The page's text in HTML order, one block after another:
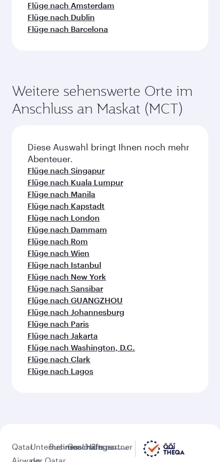
Flüge nach Amsterdam
Flüge nach Dublin
Flüge nach Barcelona
Weitere sehenswerte Orte im
Anschluss an Maskat (MCT)
Diese Auswahl bringt Ihnen noch mehr
Abenteuer.
Flüge nach Singapur
Flüge nach Kuala Lumpur
Flüge nach Manila
Flüge nach Kapstadt
Flüge nach London
Flüge nach Dammam
Flüge nach Rom
Flüge nach Wien
Flüge nach Istanbul
Flüge nach New York
Flüge nach Sansibar
Flüge nach GUANGZHOU
Flüge nach Johannesburg
Flüge nach Paris
Flüge nach Jakarta
Flüge nach Washington, D.C.
Flüge nach Clark
Flüge nach Lagos
QatarUnternehmen
Businesslösungen
Geschäftspartner
Hilfe